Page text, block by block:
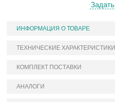
ИНФОРМАЦИЯ О ТОВАРЕ
ТЕХНИЧЕСКИЕ ХАРАКТЕРИСТИКИ
КОМПЛЕКТ ПОСТАВКИ
АНАЛОГИ